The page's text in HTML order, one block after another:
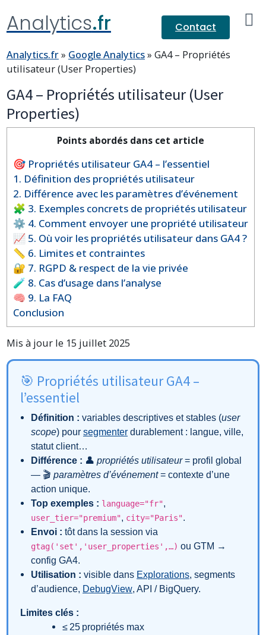
Analytics.fr
Contact
Analytics.fr» Google Analytics» GA4 – Propriétés
utilisateur (User Properties)
GA4 – Propriétés utilisateur (User
Properties)
Points abordés dans cet article
🎯 Propriétés utilisateur GA4 – l’essentiel
1. Définition des propriétés utilisateur
2. Différence avec les paramètres d’événement
🧩 3. Exemples concrets de propriétés utilisateur
⚙️ 4. Comment envoyer une propriété utilisateur
📈 5. Où voir les propriétés utilisateur dans GA4 ?
📏 6. Limites et contraintes
🔐 7. RGPD & respect de la vie privée
🧪 8. Cas d’usage dans l’analyse
🧠 9. La FAQ
Conclusion
Mis à jour le 15 juillet 2025
🎯 Propriétés utilisateur GA4 –
l’essentiel
Définition : variables descriptives et stables (user
scope) pour segmenterdurablement : langue, ville,
statut client…
Différence : 👤 propriétés utilisateur= profil global
— 🎬 paramètres d’événement= contexte d’une
action unique.
Top exemples : language="fr",
user_tier="premium", city="Paris".
Envoi : tôt dans la session via
gtag('set','user_properties',…) ou GTM →
config GA4.
Utilisation : visible dans Explorations, segments
d’audience, DebugView, API / BigQuery.
Limites clés :
≤ 25 propriétés max